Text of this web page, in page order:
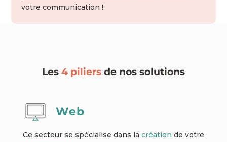
votre communication !
Les 4 piliersde nos solutions
Web
Ce secteur se spécialise dans la création de votre